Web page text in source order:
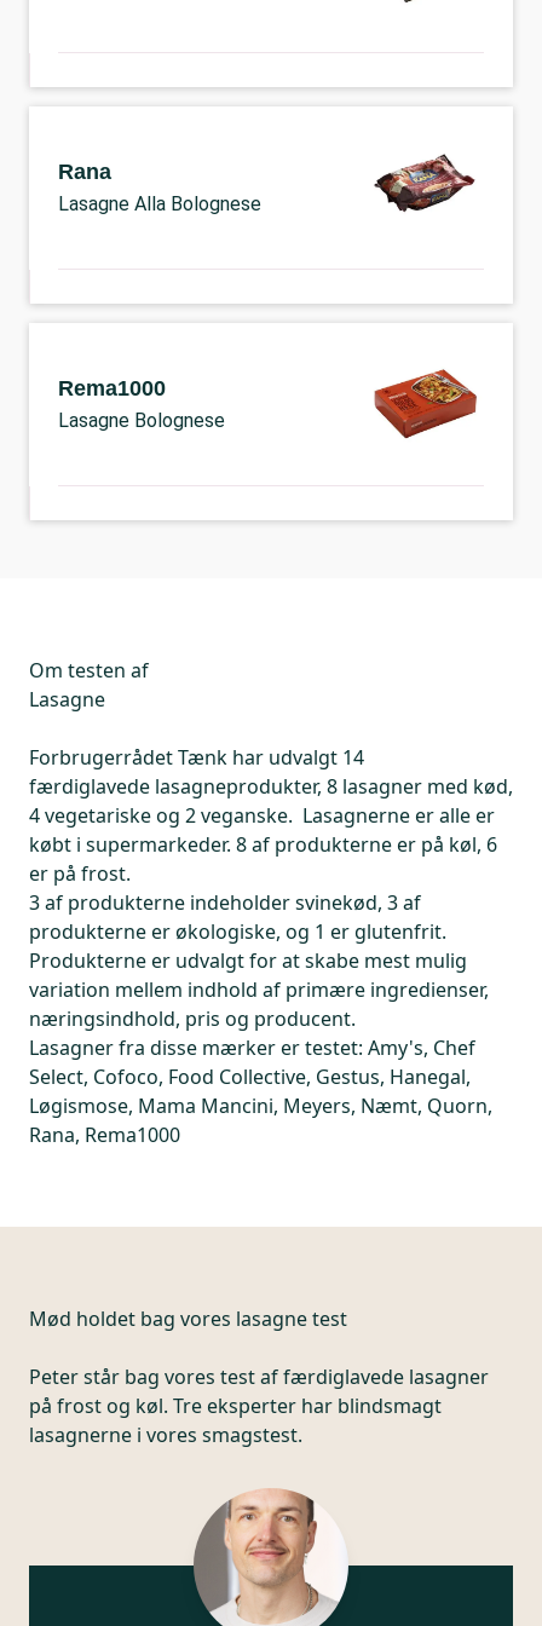
Rana
Lasagne Alla Bolognese
Rema1000
Lasagne Bolognese
Om testen af
Lasagne
Forbrugerrådet Tænk har udvalgt 14
færdiglavede lasagneprodukter, 8 lasagner med kød,
4 vegetariske og 2 veganske. Lasagnerne er alle er
købt i supermarkeder. 8 af produkterne er på køl, 6
er på frost.
3 af produkterne indeholder svinekød, 3 af
produkterne er økologiske, og 1 er glutenfrit.
Produkterne er udvalgt for at skabe mest mulig
variation mellem indhold af primære ingredienser,
næringsindhold, pris og producent.
Lasagner fra disse mærker er testet: Amy's, Chef
Select, Cofoco, Food Collective, Gestus, Hanegal,
Løgismose, Mama Mancini, Meyers, Næmt, Quorn,
Rana, Rema1000
Mød holdet bag vores lasagne test
Peter står bag vores test af færdiglavede lasagner
på frost og køl. Tre eksperter har blindsmagt
lasagnerne i vores smagstest.